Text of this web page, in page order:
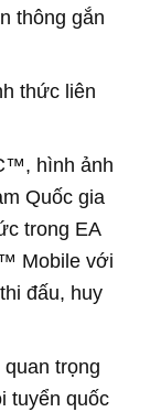
thông gắn
thức liên
hình ảnh
Quốc gia
trong EA
Mobile với
đấu, huy
trọng
tuyển quốc